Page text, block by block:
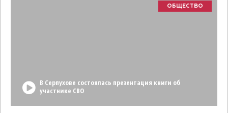
ОБЩЕСТВО
В Серпухове состоялась презентация книги об
участнике СВО